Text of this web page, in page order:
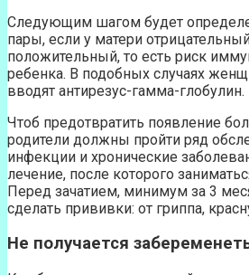
Следующим шагом будет
пары, если у матери
положительный, то есть риск
ребенка. В подобных случаях
вводят антирезус-гамма-глобулин.
Чтоб предотвратить появление
родители должны пройти ряд
инфекции и хронические
лечение, после которого
Перед зачатием, минимум за 3
сделать прививки: от гриппа,
Не получается